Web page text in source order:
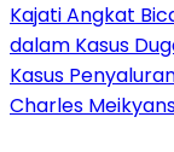
Kajati Angkat
dalam Kasus
Kasus
Charles